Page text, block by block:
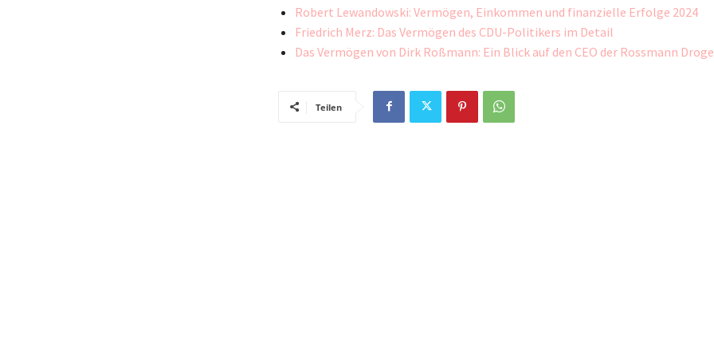
Robert Lewandowski: Vermögen, Einkommen und finanzielle Erfolge 2024
Friedrich Merz: Das Vermögen des CDU-Politikers im Detail
Das Vermögen von Dirk Roßmann: Ein Blick auf den CEO der Rossmann
Teilen